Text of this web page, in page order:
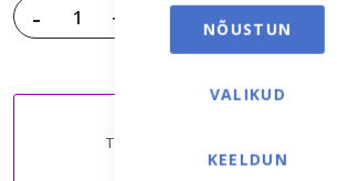
NÕUSTUN
VALIKUD
KEELDUN
- + LISA OSTUKORVI
Teenusepakkujad: